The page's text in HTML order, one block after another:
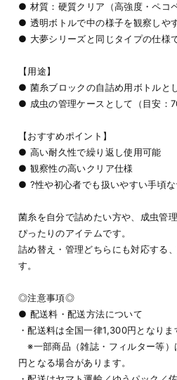
● 材質：硬質クリア（高強度・ペコ
● 透明ボトルで中の様子を観察しや
● 大夢シリーズと同じタイプの仕様
【用途】
● 菌糸ブロックの自詰め用ボトルと
● 成虫の管理ケースとして（目安：
【おすすめポイント】
● 高い耐久性で繰り返し使用可能
● 観察性の高いクリア仕様
● ?性や初心者でも扱いやすい手頃
菌糸を自分で詰めたい方や、成虫管
ぴったりのアイテムです。
詰め替え・管理どちらにも対応する
す。
◎注意事項◎
● 配送料・配送方法について
・配送料は全国一律1,300円となりま
※一部商品（雑誌・フィルター等
円となる場合があります。